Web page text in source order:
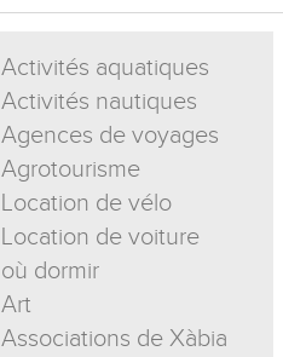
Activités aquatiques
Activités nautiques
Agences de voyages
Agrotourisme
Location de vélo
Location de voiture
où dormir
Art
Associations de Xàbia